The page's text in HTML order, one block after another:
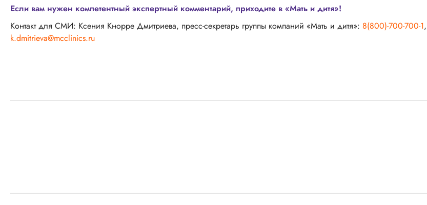
Если вам нужен компетентный экспертный комментарий, приходите в «Мать и дитя»!
Контакт для СМИ: Ксения Кнорре Дмитриева, пресс-секретарь группы компаний «Мать и дитя»: 8(800)-700-700-1,
k.dmitrieva@mcclinics.ru